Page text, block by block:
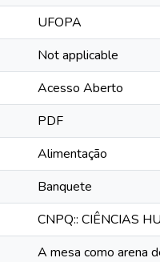
UFOPA
Not applicable
Acesso Aberto
PDF
Alimentação
Banquete
CNPQ:: CIÊNCIAS
A mesa como arena